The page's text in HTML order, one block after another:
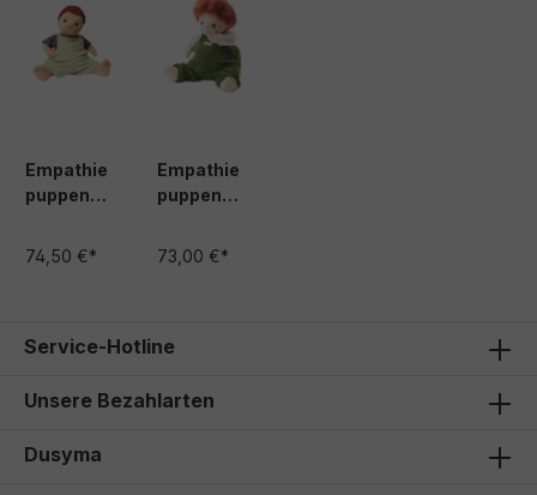
Empathie
puppen
74,50 €*
Empathie
puppen
73,00 €*
Service-Hotline
Unsere Bezahlarten
Dusyma